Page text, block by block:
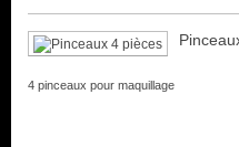
4 pinceaux pour maquillage